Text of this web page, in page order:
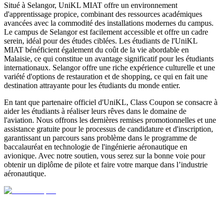
Situé à Selangor, UniKL MIAT offre un environnement
d'apprentissage propice, combinant des ressources académiques
avancées avec la commodité des installations modernes du campus.
Le campus de Selangor est facilement accessible et offre un cadre
serein, idéal pour des études ciblées. Les étudiants de l'UniKL
MIAT bénéficient également du coût de la vie abordable en
Malaisie, ce qui constitue un avantage significatif pour les étudiants
internationaux. Selangor offre une riche expérience culturelle et une
variété d'options de restauration et de shopping, ce qui en fait une
destination attrayante pour les étudiants du monde entier.
En tant que partenaire officiel d'UniKL, Class Coupon se consacre à
aider les étudiants à réaliser leurs rêves dans le domaine de
l'aviation. Nous offrons les dernières remises promotionnelles et une
assistance gratuite pour le processus de candidature et d'inscription,
garantissant un parcours sans problème dans le programme de
baccalauréat en technologie de l'ingénierie aéronautique en
avionique. Avec notre soutien, vous serez sur la bonne voie pour
obtenir un diplôme de pilote et faire votre marque dans l’industrie
aéronautique.